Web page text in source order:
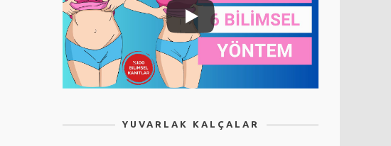
YUVARLAK KALÇALAR